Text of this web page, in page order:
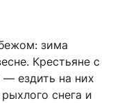
зима
Крестьяне с
— ездить на них
снега и